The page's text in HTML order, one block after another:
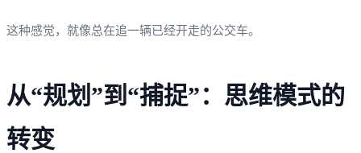
这种感觉，就像总在追一辆已经开走的公交车。
从“规划”到“捕捉”：思维模式的
转变